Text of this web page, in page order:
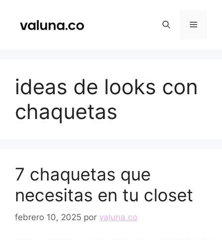
contenido
Menú
ideas de looks con
chaquetas
7 chaquetas que
necesitas en tu closet
febrero 10, 2025 por valuna.co